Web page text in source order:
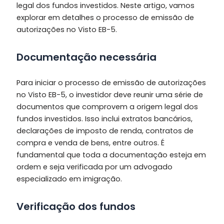
legal dos fundos investidos. Neste artigo, vamos
explorar em detalhes o processo de emissão de
autorizações no Visto EB-5.
Documentação necessária
Para iniciar o processo de emissão de autorizações
no Visto EB-5, o investidor deve reunir uma série de
documentos que comprovem a origem legal dos
fundos investidos. Isso inclui extratos bancários,
declarações de imposto de renda, contratos de
compra e venda de bens, entre outros. É
fundamental que toda a documentação esteja em
ordem e seja verificada por um advogado
especializado em imigração.
Verificação dos fundos